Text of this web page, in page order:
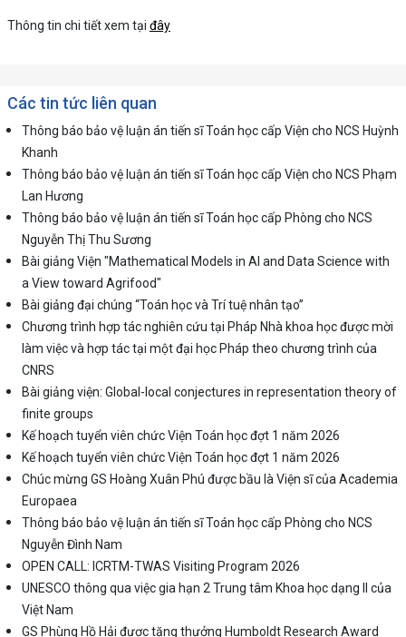
Thông tin chi tiết xem tại đây
Các tin tức liên quan
Thông báo bảo vệ luận án tiến sĩ Toán học cấp Viện cho NCS Huỳnh
Khanh
Thông báo bảo vệ luận án tiến sĩ Toán học cấp Viện cho NCS Phạm
Lan Hương
Thông báo bảo vệ luận án tiến sĩ Toán học cấp Phòng cho NCS
Nguyễn Thị Thu Sương
Bài giảng Viện "Mathematical Models in AI and Data Science with
a View toward Agrifood"
Bài giảng đại chúng “Toán học và Trí tuệ nhân tạo”
Chương trình hợp tác nghiên cứu tại Pháp Nhà khoa học được mời
làm việc và hợp tác tại một đại học Pháp theo chương trình của
CNRS
Bài giảng viện: Global-local conjectures in representation theory of
finite groups
Kế hoạch tuyển viên chức Viện Toán học đợt 1 năm 2026
Kế hoạch tuyển viên chức Viện Toán học đợt 1 năm 2026
Chúc mừng GS Hoàng Xuân Phú được bầu là Viện sĩ của Academia
Europaea
Thông báo bảo vệ luận án tiến sĩ Toán học cấp Phòng cho NCS
Nguyễn Đình Nam
OPEN CALL: ICRTM-TWAS Visiting Program 2026
UNESCO thông qua việc gia hạn 2 Trung tâm Khoa học dạng II của
Việt Nam
GS Phùng Hồ Hải được tặng thưởng Humboldt Research Award